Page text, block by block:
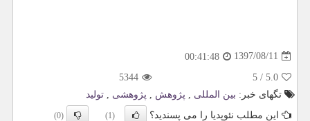
1397/08/11
00:41:48
5.0
/
5
5344
تگهای خبر: بین المللی پژوهش پژوهشی
تولید
این مطلب نئوپدیا را می پسندید؟
(1)
(0)